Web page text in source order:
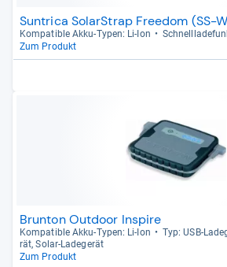
Suntrica SolarStrap Freedom (SS-
Kom­pa­ti­ble Akku-​Typen: Li-​Ion
Zum Produkt
Brunton Outdoor Inspire
Kom­pa­ti­ble Akku-​Typen: Li-​Ion
Typ: USB-​
rät, Solar-​Lade­ge­rät
Zum Produkt